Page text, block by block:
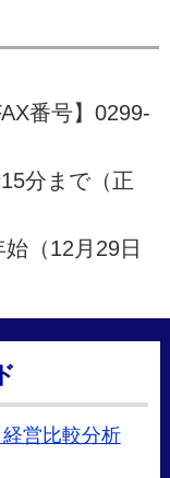
番号】0299-
分まで（正
（12月29日
営比較分析